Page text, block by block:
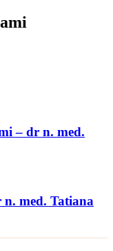
– dr n. med.
med. Tatiana